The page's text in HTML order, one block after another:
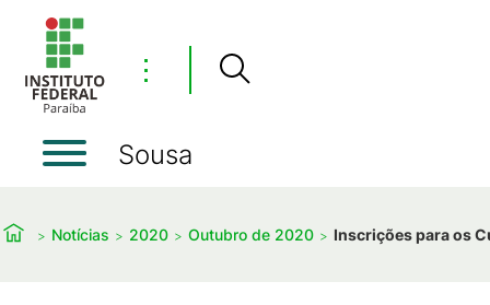
⋮
Sousa
Notícias 2020 Outubro de 2020 Inscrições para os